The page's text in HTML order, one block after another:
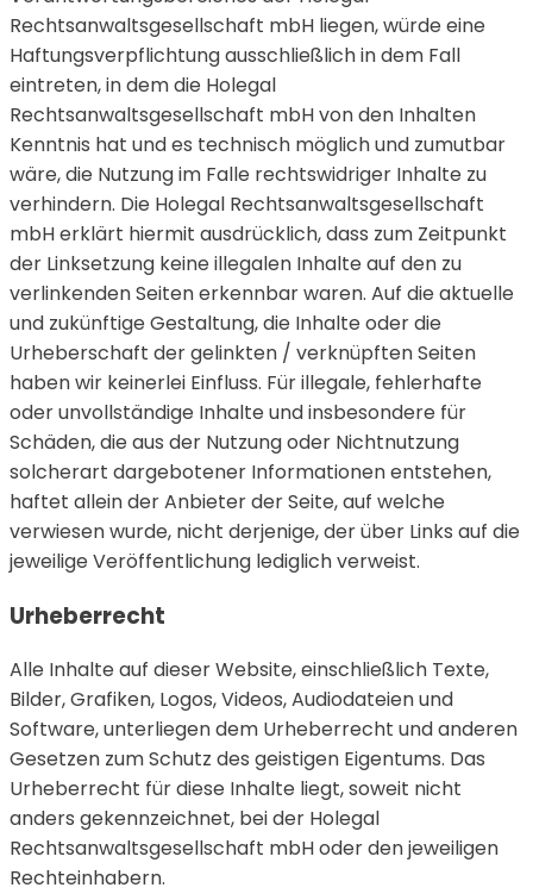
Rechtsanwaltsgesellschaft mbH liegen, würde eine
Haftungsverpflichtung ausschließlich in dem Fall
eintreten, in dem die Holegal
Rechtsanwaltsgesellschaft mbH von den Inhalten
Kenntnis hat und es technisch möglich und zumutbar
wäre, die Nutzung im Falle rechtswidriger Inhalte zu
verhindern. Die Holegal Rechtsanwaltsgesellschaft
mbH erklärt hiermit ausdrücklich, dass zum Zeitpunkt
der Linksetzung keine illegalen Inhalte auf den zu
verlinkenden Seiten erkennbar waren. Auf die aktuelle
und zukünftige Gestaltung, die Inhalte oder die
Urheberschaft der gelinkten / verknüpften Seiten
haben wir keinerlei Einfluss. Für illegale, fehlerhafte
oder unvollständige Inhalte und insbesondere für
Schäden, die aus der Nutzung oder Nichtnutzung
solcherart dargebotener Informationen entstehen,
haftet allein der Anbieter der Seite, auf welche
verwiesen wurde, nicht derjenige, der über Links auf die
jeweilige Veröffentlichung lediglich verweist.
Urheberrecht
Alle Inhalte auf dieser Website, einschließlich Texte,
Bilder, Grafiken, Logos, Videos, Audiodateien und
Software, unterliegen dem Urheberrecht und anderen
Gesetzen zum Schutz des geistigen Eigentums. Das
Urheberrecht für diese Inhalte liegt, soweit nicht
anders gekennzeichnet, bei der Holegal
Rechtsanwaltsgesellschaft mbH oder den jeweiligen
Rechteinhabern.